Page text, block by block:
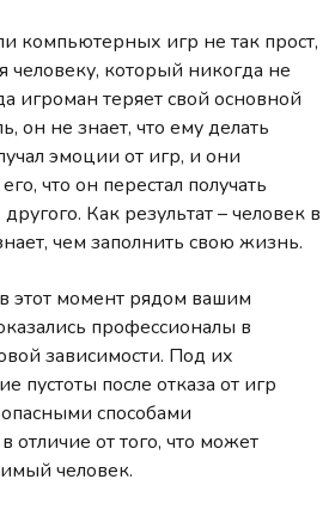
компьютерных игр не так прост,
человеку, который никогда не
игроман теряет свой основной
он не знает, что ему делать
эмоции от игр, и они
что он перестал получать
Как результат – человек в
чем заполнить свою жизнь.
этот момент рядом вашим
профессионалы в
зависимости. Под их
пустоты после отказа от игр
способами
от того, что может
человек.